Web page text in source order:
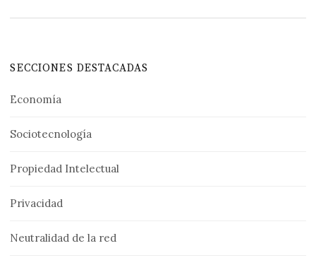
SECCIONES DESTACADAS
Economía
Sociotecnología
Propiedad Intelectual
Privacidad
Neutralidad de la red